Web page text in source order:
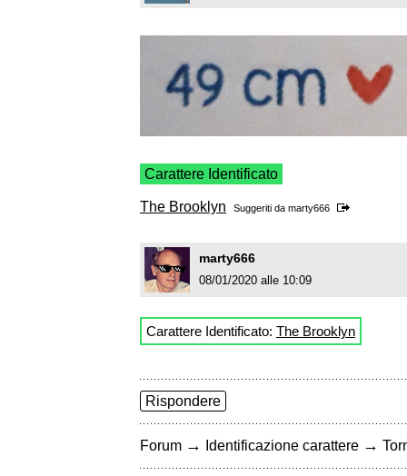
Carattere Identificato
The Brooklyn Suggeriti da marty666
marty666
08/01/2020 alle 10:09
Carattere Identificato: The Brooklyn
Rispondere
Forum → Identificazione carattere →